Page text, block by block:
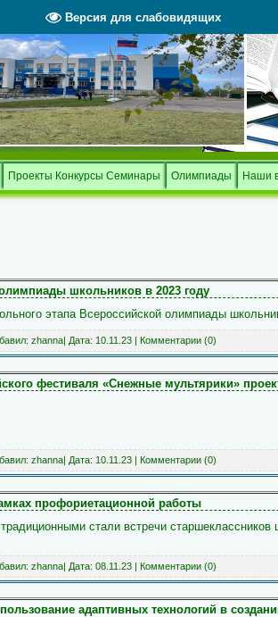
Версия для слабовидящих
Проекты Конкурсы Семинары Олимпиады Наши
школьников в 2023 году
этапа Всероссийской олимпиады
zhanna| Дата: 10.11.23 | Комментарии (0)
фестиваля «Снежные мультярики»
zhanna| Дата: 10.11.23 | Комментарии (0)
профориетационной работы
стали встречи
zhanna| Дата: 08.11.23 | Комментарии (0)
адаптивных технологий в